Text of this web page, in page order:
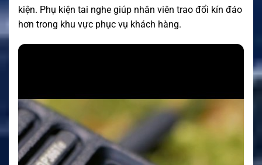
kiện. Phụ kiện tai nghe giúp nhân viên trao đổi kín đáo
hơn trong khu vực phục vụ khách hàng.